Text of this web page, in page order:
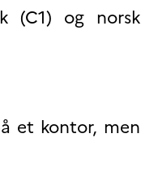
(C1) og norsk
et kontor, men